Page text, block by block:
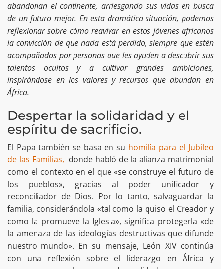
abandonan el continente, arriesgando sus vidas en busca
de un futuro mejor. En esta dramática situación, podemos
reflexionar sobre cómo reavivar en estos jóvenes africanos
la convicción de que nada está perdido, siempre que estén
acompañados por personas que les ayuden a descubrir sus
talentos ocultos y a cultivar grandes ambiciones,
inspirándose en los valores y recursos que abundan en
África.
Despertar la solidaridad y el
espíritu de sacrificio.
El Papa también se basa en su homilía para el Jubileo
de las Familias, donde habló de la alianza matrimonial
como el contexto en el que «se construye el futuro de
los pueblos», gracias al poder unificador y
reconciliador de Dios. Por lo tanto, salvaguardar la
familia, considerándola «tal como la quiso el Creador y
como la promueve la Iglesia», significa protegerla «de
la amenaza de las ideologías destructivas que difunde
nuestro mundo». En su mensaje, León XIV continúa
con una reflexión sobre el liderazgo en África y